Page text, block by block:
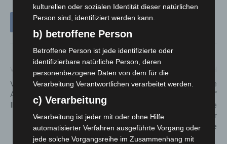
Vielversprechender
Anmeldestand zur
INTERSCHUTZ 2026
Ortsfeuerwehr Kaltenweide
unterstützt „Aktion Pfötchen“
mit Kronkorken – Erfolgreiche
Sammelaktion für
Therapiehunde
kulturellen oder sozialen Identität dieser natürlichen
Person sind, identifiziert werden kann.
b) betroffene Person
Betroffene Person ist jede identifizierte oder
identifizierbare natürliche Person, deren
personenbezogene Daten von dem für die
Verarbeitung Verantwortlichen verarbeitet werden.
c) Verarbeitung
Verarbeitung ist jeder mit oder ohne Hilfe
automatisierter Verfahren ausgeführte Vorgang oder
jede solche Vorgangsreihe im Zusammenhang mit